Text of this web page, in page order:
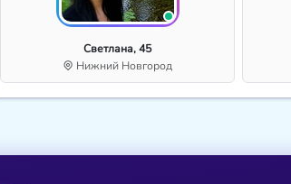
Светлана, 45
Нижний Новгород